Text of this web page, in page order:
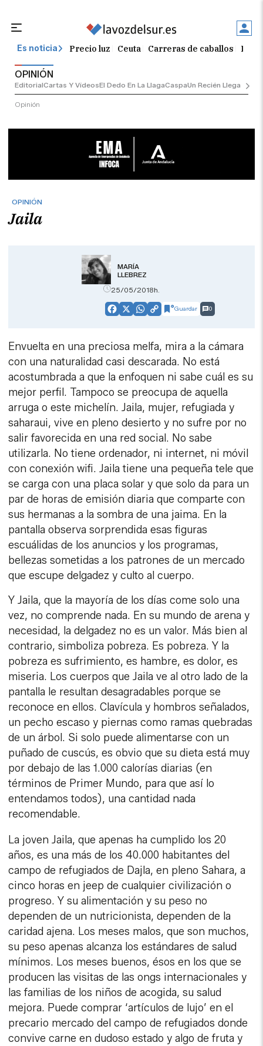
Es noticia Precio luz Ceuta Carreras de caballos
OPINIÓN
EditorialCartas Y VídeosEl Dedo En La LlagaCaspaUn Recién Llegado
Opinión
OPINIÓN
Jaila
MARÍA
LLEBREZ
25/05/2018h.
Facebook
X WhatsApp
CopyGuardar 0
Envuelta en una preciosa melfa, mira a la cámara
con una naturalidad casi descarada. No está
acostumbrada a que la enfoquen ni sabe cuál es su
mejor perfil. Tampoco se preocupa de aquella
arruga o este michelín. Jaila, mujer, refugiada y
saharaui, vive en pleno desierto y no sufre por no
salir favorecida en una red social. No sabe
utilizarla. No tiene ordenador, ni internet, ni móvil
con conexión wifi. Jaila tiene una pequeña tele que
se carga con una placa solar y que solo da para un
par de horas de emisión diaria que comparte con
sus hermanas a la sombra de una jaima. En la
pantalla observa sorprendida esas figuras
escuálidas de los anuncios y los programas,
bellezas sometidas a los patrones de un mercado
que escupe delgadez y culto al cuerpo.
Y Jaila, que la mayoría de los días come solo una
vez, no comprende nada. En su mundo de arena y
necesidad, la delgadez no es un valor. Más bien al
contrario, simboliza pobreza. Es pobreza. Y la
pobreza es sufrimiento, es hambre, es dolor, es
miseria. Los cuerpos que Jaila ve al otro lado de la
pantalla le resultan desagradables porque se
reconoce en ellos. Clavícula y hombros señalados,
un pecho escaso y piernas como ramas quebradas
de un árbol. Si solo puede alimentarse con un
puñado de cuscús, es obvio que su dieta está muy
por debajo de las 1.000 calorías diarias (en
términos de Primer Mundo, para que así lo
entendamos todos), una cantidad nada
recomendable.
La joven Jaila, que apenas ha cumplido los 20
años, es una más de los 40.000 habitantes del
campo de refugiados de Dajla, en pleno Sahara, a
cinco horas en jeep de cualquier civilización o
progreso. Y su alimentación y su peso no
dependen de un nutricionista, dependen de la
caridad ajena. Los meses malos, que son muchos,
su peso apenas alcanza los estándares de salud
mínimos. Los meses buenos, ésos en los que se
producen las visitas de las ongs internacionales y
las familias de los niños de acogida, su salud
mejora. Puede comprar ‘artículos de lujo’ en el
precario mercado del campo de refugiados donde
convive carne en dudoso estado y algo de fruta y